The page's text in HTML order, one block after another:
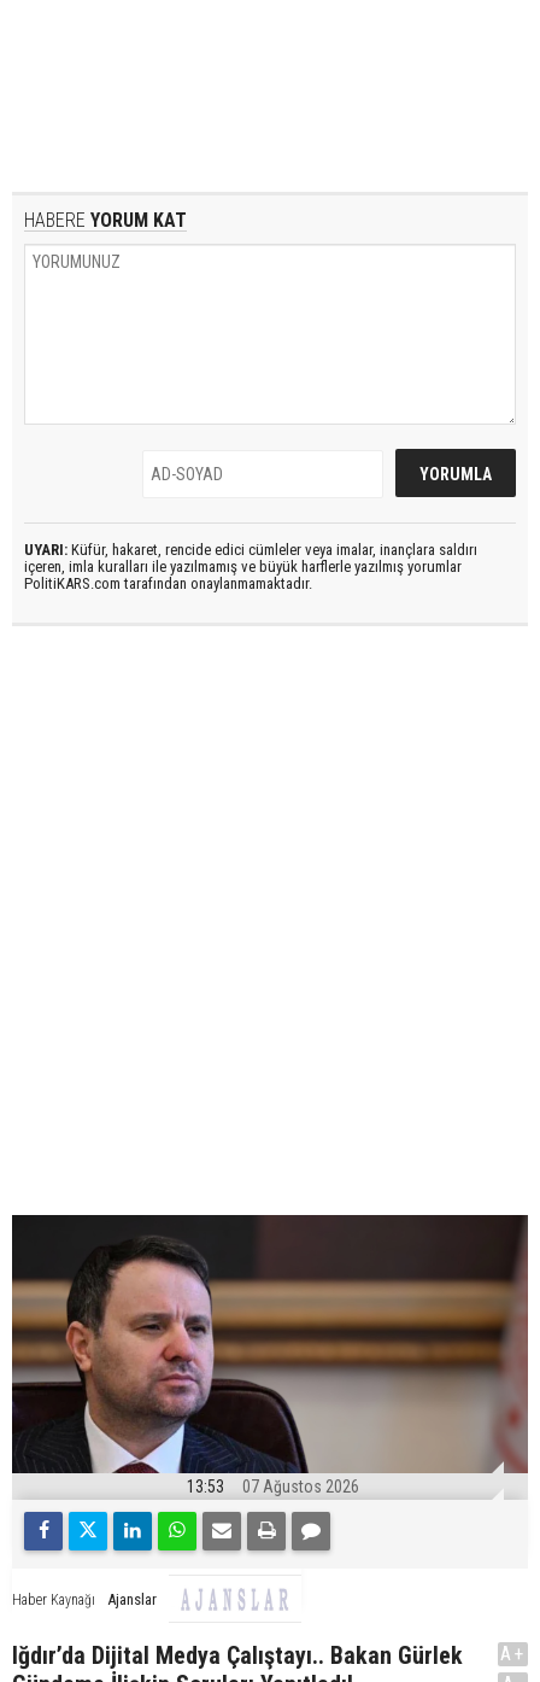
HABERE YORUM KAT
UYARI: Küfür, hakaret, rencide edici cümleler veya imalar, inançlara saldırı
içeren, imla kuralları ile yazılmamış ve büyük harflerle yazılmış yorumlar
PolitiKARS.com tarafından onaylanmamaktadır.
13:53 07 Ağustos 2026
Haber Kaynağı Ajanslar
Iğdır’da Dijital Medya Çalıştayı.. Bakan Gürlek
A+